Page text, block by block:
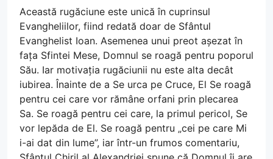
Această rugăciune este unică în cuprinsul
Evangheliilor, fiind redată doar de Sfântul
Evanghelist Ioan. Asemenea unui preot așezat în
fața Sfintei Mese, Domnul se roagă pentru poporul
Său. Iar motivația rugăciunii nu este alta decât
iubirea. Înainte de a Se urca pe Cruce, El Se roagă
pentru cei care vor rămâne orfani prin plecarea
Sa. Se roagă pentru cei care, la primul pericol, Se
vor lepăda de El. Se roagă pentru „cei pe care Mi
i-ai dat din lume”, iar într-un frumos comentariu,